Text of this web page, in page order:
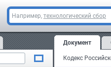
Например, технологический сбор
Документ